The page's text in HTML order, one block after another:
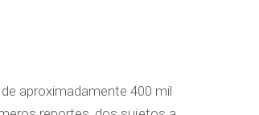
aproximadamente 400 mil